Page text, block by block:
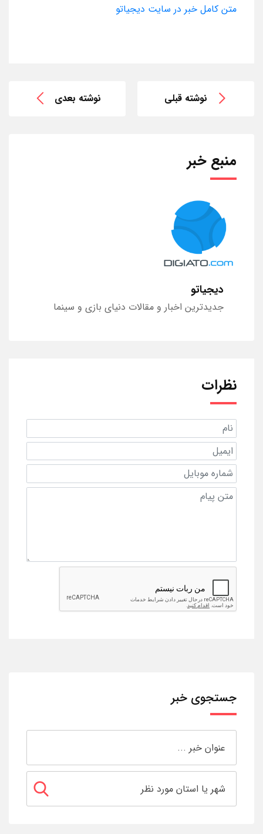
متن کامل خبر در سایت دیجیاتو
نوشته قبلی نوشته بعدی
منبع خبر
دیجیاتو
جدیدترین اخبار و مقالات دنیای بازی و سینما
نظرات
جستجوی خبر